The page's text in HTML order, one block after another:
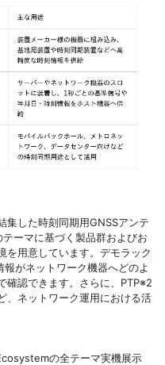
集した時刻同期用GNSSアンテ
ーマに基づく製品群およびお
を用意しています。デモラック
がネットワーク機器へどのよ
確認できます。さらに、PTP※2
、ネットワーク運用における活
の全テーマ実機展示